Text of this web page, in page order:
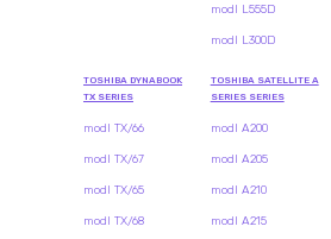
modl L555D
modl L300D
TOSHIBA DYNABOOK
TX SERIES
modl TX/66
modl TX/67
modl TX/65
modl TX/68
TOSHIBA SATELLITE A
SERIES SERIES
modl A200
modl A205
modl A210
modl A215